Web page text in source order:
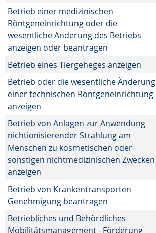
Betrieb einer medizinischen
Röntgeneinrichtung oder die
wesentliche Änderung des Betriebs
anzeigen oder beantragen
Betrieb eines Tiergeheges anzeigen
Betrieb oder die wesentliche Änderung
einer technischen Röntgeneinrichtung
anzeigen
Betrieb von Anlagen zur Anwendung
nichtionisierender Strahlung am
Menschen zu kosmetischen oder
sonstigen nichtmedizinischen Zwecken
anzeigen
Betrieb von Krankentransporten -
Genehmigung beantragen
Betriebliches und Behördliches
Mobilitätsmanagement - Förderung